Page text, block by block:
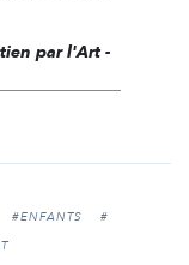
par l'Art -
#ENFANTS
#